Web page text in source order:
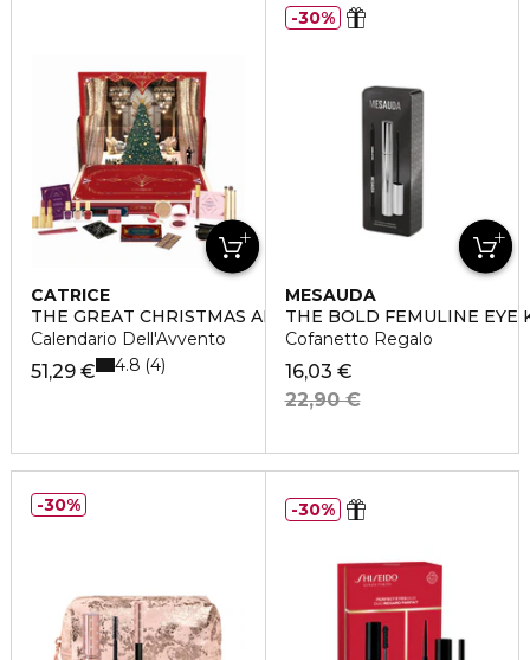
CATRICE
THE GREAT CHRISTMAS ADVENT CALENDAR
Calendario Dell'Avvento
51,29 € 4.8 4
MESAUDA
THE BOLD FEMULINE EYE
Cofanetto Regalo
16,03 €
22,90 €
30%
30% 30%